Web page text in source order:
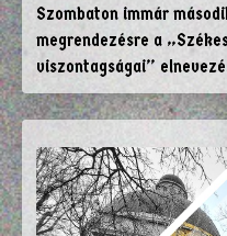
Szombaton immár
megrendezésre a
viszontagságai”